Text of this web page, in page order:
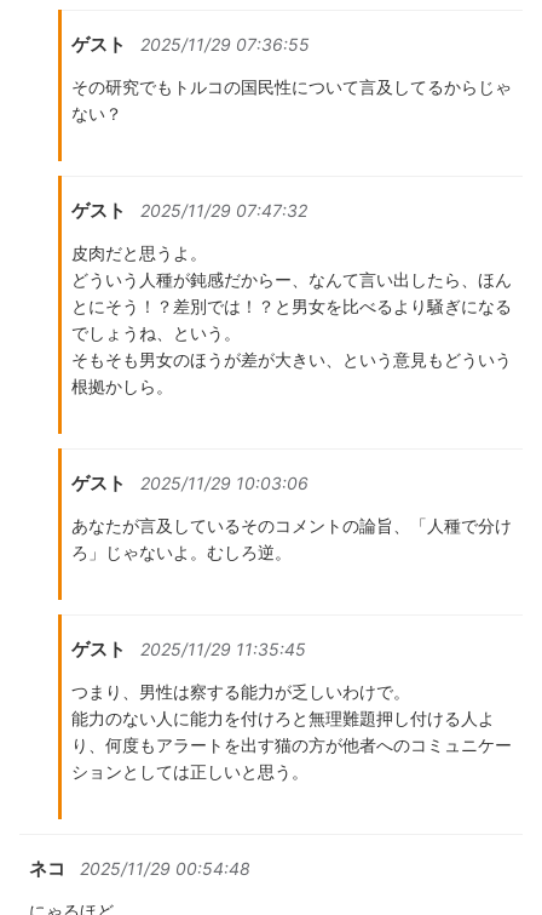
ゲスト 2025/11/29 07:36:55
その研究でもトルコの国民性について言及してるからじゃ
ない？
ゲスト 2025/11/29 07:47:32
皮肉だと思うよ。
どういう人種が鈍感だからー、なんて言い出したら、ほん
とにそう！？差別では！？と男女を比べるより騒ぎになる
でしょうね、という。
そもそも男女のほうが差が大きい、という意見もどういう
根拠かしら。
ゲスト 2025/11/29 10:03:06
あなたが言及しているそのコメントの論旨、「人種で分け
ろ」じゃないよ。むしろ逆。
ゲスト 2025/11/29 11:35:45
つまり、男性は察する能力が乏しいわけで。
能力のない人に能力を付けろと無理難題押し付ける人よ
り、何度もアラートを出す猫の方が他者へのコミュニケー
ションとしては正しいと思う。
ネコ 2025/11/29 00:54:48
にゃるほど